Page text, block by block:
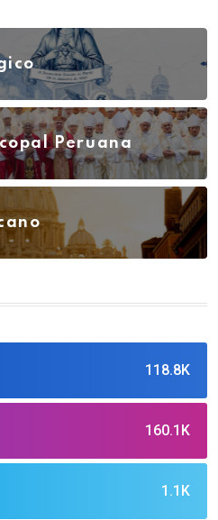
Peruana
118.8K
160.1K
1.1K